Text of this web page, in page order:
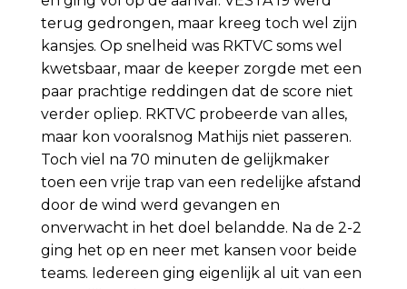
terug gedrongen, maar kreeg toch wel zijn
kansjes. Op snelheid was RKTVC soms wel
kwetsbaar, maar de keeper zorgde met een
paar prachtige reddingen dat de score niet
verder opliep. RKTVC probeerde van alles,
maar kon vooralsnog Mathijs niet passeren.
Toch viel na 70 minuten de gelijkmaker
toen een vrije trap van een redelijke afstand
door de wind werd gevangen en
onverwacht in het doel belandde. Na de 2-2
ging het op en neer met kansen voor beide
teams. Iedereen ging eigenlijk al uit van een